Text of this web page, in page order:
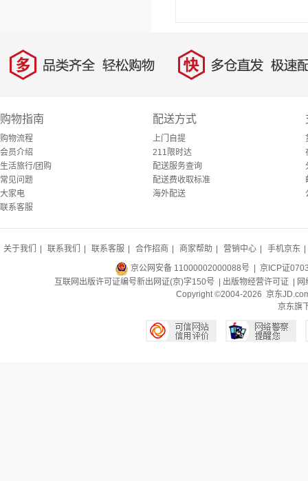
多 品类齐全，轻松购物 快 多仓直发，极速配
购物指南
购物流程
会员介绍
生活旅行/团购
常见问题
大家电
联系客服
配送方式
上门自提
211限时达
配送服务查询
配送费收取标准
海外配送
关于我们 联系我们 联系客服 合作招商 商家帮助 营销中心 手机京东
京公网安备 11000002000088号 | 京ICP证
互联网出版许可证编号新出网证(京)字150号 | 出版物经营许可证
Copyright ©2004-2026 京东
京东旗